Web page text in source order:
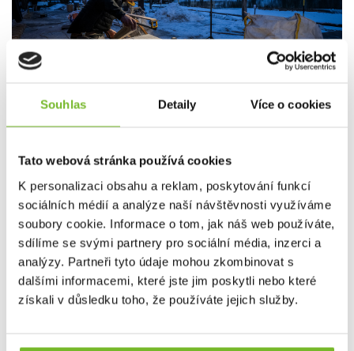
Souhlas Detaily Více o cookies
Tato webová stránka používá cookies
K personalizaci obsahu a reklam, poskytování funkcí
sociálních médií a analýze naší návštěvnosti využíváme
soubory cookie. Informace o tom, jak náš web používáte,
sdílíme se svými partnery pro sociální média, inzerci a
analýzy. Partneři tyto údaje mohou zkombinovat s
dalšími informacemi, které jste jim poskytli nebo které
získali v důsledku toho, že používáte jejich služby.